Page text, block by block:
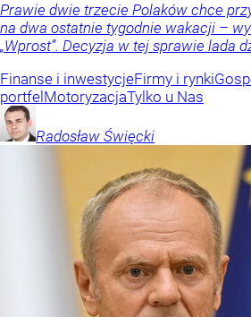
Prawie dwie trzecie Polaków chce
na dwa ostatnie tygodnie wakacji –
„Wprost”. Decyzja w tej sprawie lada
Finanse i inwestycjeFirmy i rynki
portfel MotoryzacjaTylko u Nas
Radosław Święcki